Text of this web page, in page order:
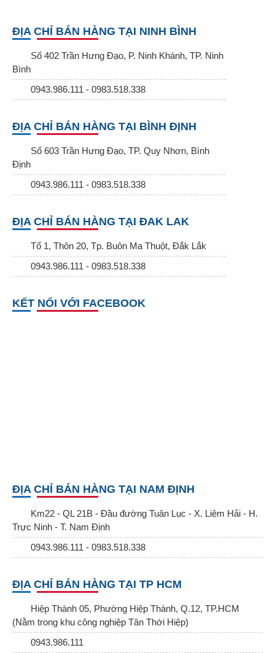
ĐỊA CHỈ BÁN HÀNG TẠI NINH BÌNH
Số 402 Trần Hưng Đạo, P. Ninh Khánh, TP. Ninh
Bình
0943.986.111 - 0983.518.338
ĐỊA CHỈ BÁN HÀNG TẠI BÌNH ĐỊNH
Số 603 Trần Hưng Đạo, TP. Quy Nhơn, Bình
Định
0943.986.111 - 0983.518.338
ĐỊA CHỈ BÁN HÀNG TẠI ĐAK LAK
Tổ 1, Thôn 20, Tp. Buôn Ma Thuột, Đắk Lắk
0943.986.111 - 0983.518.338
KẾT NỐI VỚI FACEBOOK
ĐỊA CHỈ BÁN HÀNG TẠI NAM ĐỊNH
Km22 - QL 21B - Đầu đường Tuân Lục - X. Liêm Hải - H.
Trực Ninh - T. Nam Định
0943.986.111 - 0983.518.338
ĐỊA CHỈ BÁN HÀNG TẠI TP HCM
Hiệp Thành 05, Phường Hiệp Thành, Q.12, TP.HCM
(Nằm trong khu công nghiệp Tân Thới Hiệp)
0943.986.111